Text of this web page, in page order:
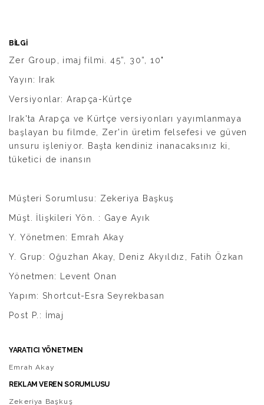
BİLGİ
Zer Group, imaj filmi. 45”, 30”, 10"
Yayın: Irak
Versiyonlar: Arapça-Kürtçe
Irak'ta Arapça ve Kürtçe versiyonları yayımlanmaya
başlayan bu filmde, Zer'in üretim felsefesi ve güven
unsuru işleniyor. Başta kendiniz inanacaksınız ki,
tüketici de inansın
Müşteri Sorumlusu: Zekeriya Başkuş
Müşt. İlişkileri Yön. : Gaye Ayık
Y. Yönetmen: Emrah Akay
Y. Grup: Oğuzhan Akay, Deniz Akyıldız, Fatih Özkan
Yönetmen: Levent Onan
Yapım: Shortcut-Esra Seyrekbasan
Post P.: İmaj
YARATICI YÖNETMEN
Emrah Akay
REKLAM VEREN SORUMLUSU
Zekeriya Başkuş